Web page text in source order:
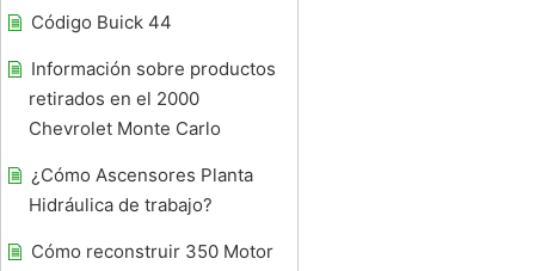
Código Buick 44
Información sobre productos
retirados en el 2000
Chevrolet Monte Carlo
¿Cómo Ascensores Planta
Hidráulica de trabajo?
Cómo reconstruir 350 Motor